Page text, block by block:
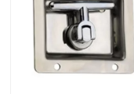
Incoloy 800-